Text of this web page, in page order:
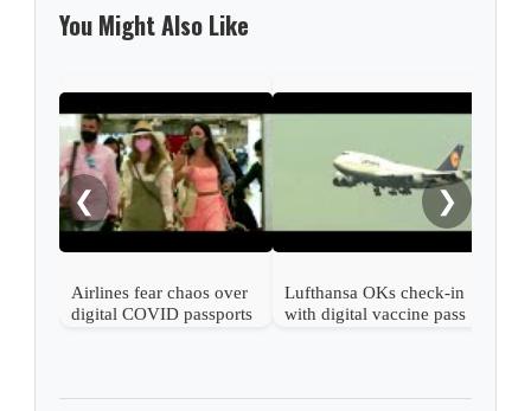
You Might Also Like
❮
Airlines fear chaos over
digital COVID passports
Lufthansa OKs check-in
with digital vaccine pass
❯